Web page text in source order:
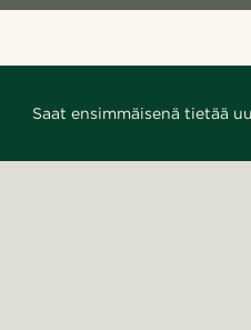
Saat ensimmäisenä tietää